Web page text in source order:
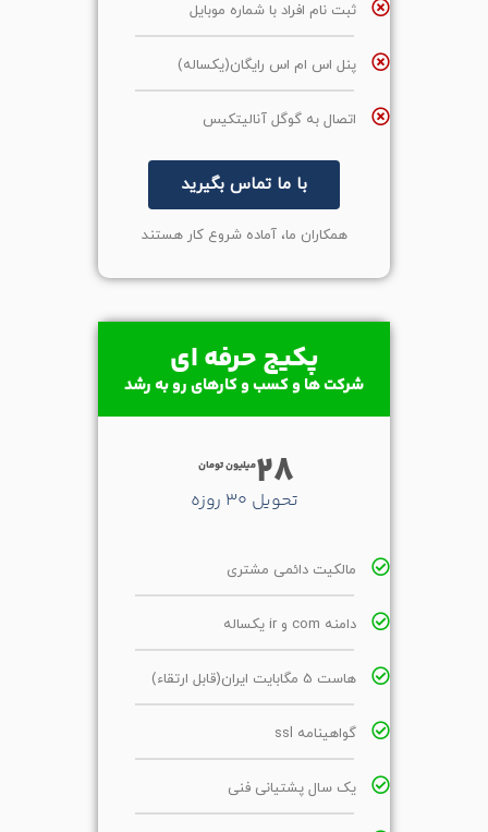
ثبت نام افراد با شماره موبایل
پنل اس ام اس رایگان(یکساله)
اتصال به گوگل آنالیتکیس
با ما تماس بگیرید
همکاران ما، آماده شروع کار هستند
پکیج حرفه ای
شرکت ها و کسب و کارهای رو به رشد
میلیون تومان
مالکیت دائمی مشتری
هاست 5 مگابایت ایران(قابل ارتقاء)
گواهینامه ssl
یک سال پشتیانی فنی